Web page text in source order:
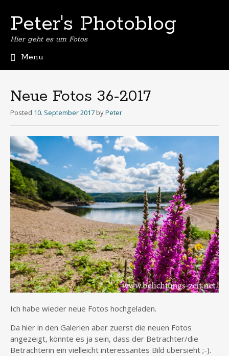
Peter's Photoblog
Hier geht es um Fotos
Menu
Neue Fotos 36-2017
Posted 10. September 2017 byPeter
Ich habe wieder neue Fotos hochgeladen.
Da hier in den Galerien aber zuerst die neuen Fotos
angezeigt, könnte es ja sein, dass der Betrachter/die
Betrachterin ein vielleicht interessantes Bild übersieht ;-).